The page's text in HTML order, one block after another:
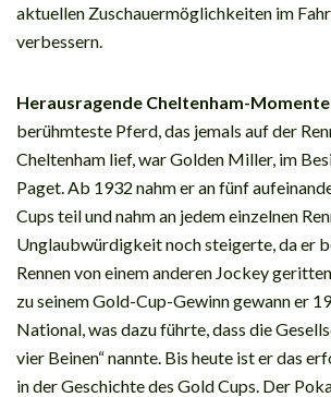
aktuellen Zuschauermöglichkeiten im
verbessern.
Herausragende Cheltenham-Momente
berühmteste Pferd, das jemals auf der
Cheltenham lief, war Golden Miller, im
Paget. Ab 1932 nahm er an fünf
Cups teil und nahm an jedem einzelnen
Unglaubwürdigkeit noch steigerte, da er
Rennen von einem anderen Jockey
zu seinem Gold-Cup-Gewinn gewann er
National, was dazu führte, dass die
vier Beinen“ nannte. Bis heute ist er das
in der Geschichte des Gold Cups. Der